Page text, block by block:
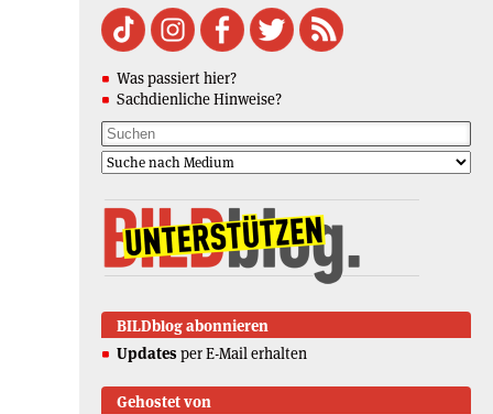
Was passiert hier?
Sachdienliche Hinweise?
BILDblog abonnieren
Updates per E-Mail erhalten
Gehostet von